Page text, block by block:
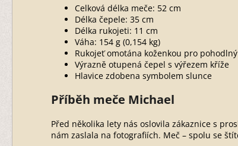
Celková délka meče: 52 cm
Délka čepele: 35 cm
Délka rukojeti: 11 cm
Váha: 154 g (0,154 kg)
Rukojeť omotána koženkou pro
Výrazně otupená čepel s výřezem kříže
Hlavice zdobena symbolem slunce
Příběh meče Michael
Před několika lety nás oslovila zákaznice s
nám zaslala na fotografiích. Meč – spolu se